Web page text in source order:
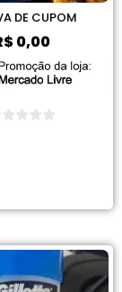
DE CUPOM
0,00